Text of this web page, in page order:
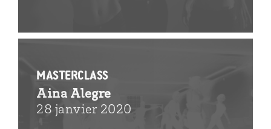
MasterClass
Aina Alegre
28 janvier 2020